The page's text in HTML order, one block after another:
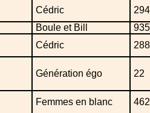
Cédric
294
Boule et Bill
935
Cédric 288
Génération égo 22
Femmes en blanc
462